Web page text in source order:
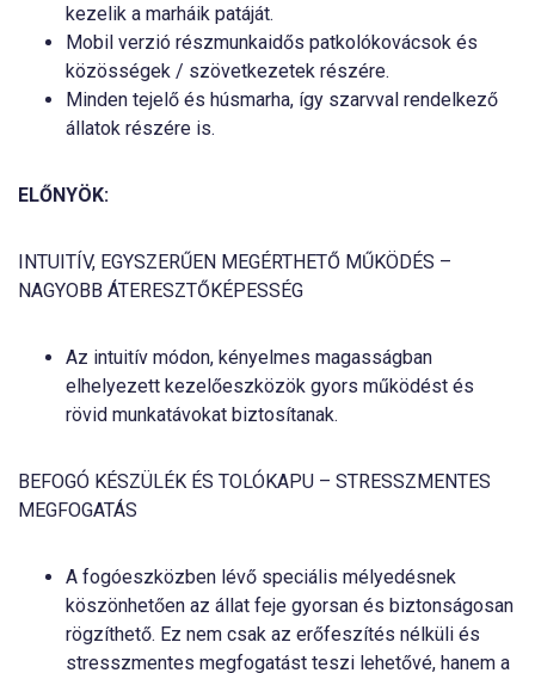
kezelik a marháik patáját.
Mobil verzió részmunkaidős patkolókovácsok és
közösségek / szövetkezetek részére.
Minden tejelő és húsmarha, így szarvval rendelkező
állatok részére is.
ELŐNYÖK:
INTUITÍV, EGYSZERŰEN MEGÉRTHETŐ MŰKÖDÉS –
NAGYOBB ÁTERESZTŐKÉPESSÉG
Az intuitív módon, kényelmes magasságban
elhelyezett kezelőeszközök gyors működést és
rövid munkatávokat biztosítanak.
BEFOGÓ KÉSZÜLÉK ÉS TOLÓKAPU – STRESSZMENTES
MEGFOGATÁS
A fogóeszközben lévő speciális mélyedésnek
köszönhetően az állat feje gyorsan és biztonságosan
rögzíthető. Ez nem csak az erőfeszítés nélküli és
stresszmentes megfogatást teszi lehetővé, hanem a